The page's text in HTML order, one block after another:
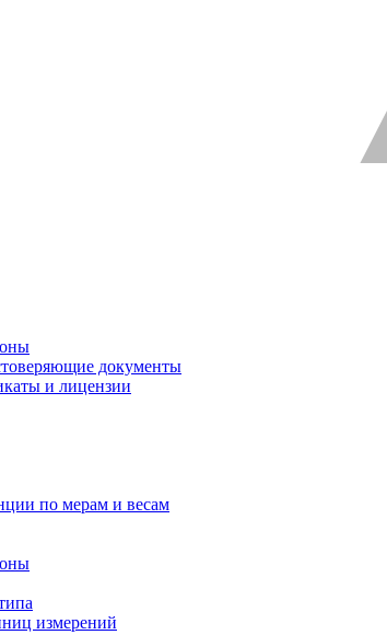
документы
и лицензии
по мерам и весам
измерений